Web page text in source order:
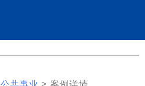
公共事业 > 案例详情